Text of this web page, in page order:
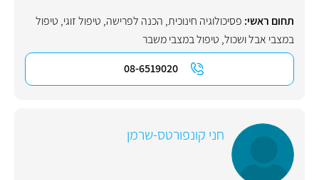
תחום ראשי: פסיכולוגיה חינוכית, הכנה לפרישה, טיפול זוגי, טיפול
במצבי אבל ושכול, טיפול במצבי משבר
08-6519020
חני קונפורטס-שרמן